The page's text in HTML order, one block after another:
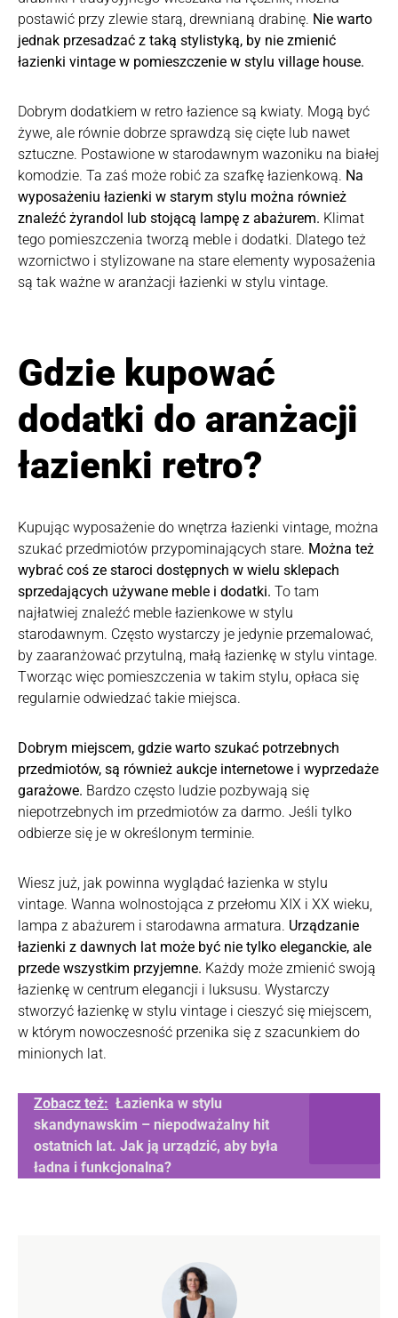
postawić przy zlewie starą, drewnianą drabinę. Nie warto
jednak przesadzać z taką stylistyką, by nie zmienić
łazienki vintage w pomieszczenie w stylu village house.
Dobrym dodatkiem w retro łazience są kwiaty. Mogą być
żywe, ale równie dobrze sprawdzą się cięte lub nawet
sztuczne. Postawione w starodawnym wazoniku na białej
komodzie. Ta zaś może robić za szafkę łazienkową. Na
wyposażeniu łazienki w starym stylu można również
znaleźć żyrandol lub stojącą lampę z abażurem. Klimat
tego pomieszczenia tworzą meble i dodatki. Dlatego też
wzornictwo i stylizowane na stare elementy wyposażenia
są tak ważne w aranżacji łazienki w stylu vintage.
Gdzie kupować
dodatki do aranżacji
łazienki retro?
Kupując wyposażenie do wnętrza łazienki vintage, można
szukać przedmiotów przypominających stare. Można też
wybrać coś ze staroci dostępnych w wielu sklepach
sprzedających używane meble i dodatki. To tam
najłatwiej znaleźć meble łazienkowe w stylu
starodawnym. Często wystarczy je jedynie przemalować,
by zaaranżować przytulną, małą łazienkę w stylu vintage.
Tworząc więc pomieszczenia w takim stylu, opłaca się
regularnie odwiedzać takie miejsca.
Dobrym miejscem, gdzie warto szukać potrzebnych
przedmiotów, są również aukcje internetowe i wyprzedaże
garażowe. Bardzo często ludzie pozbywają się
niepotrzebnych im przedmiotów za darmo. Jeśli tylko
odbierze się je w określonym terminie.
Wiesz już, jak powinna wyglądać łazienka w stylu
vintage. Wanna wolnostojąca z przełomu XIX i XX wieku,
lampa z abażurem i starodawna armatura. Urządzanie
łazienki z dawnych lat może być nie tylko eleganckie, ale
przede wszystkim przyjemne. Każdy może zmienić swoją
łazienkę w centrum elegancji i luksusu. Wystarczy
stworzyć łazienkę w stylu vintage i cieszyć się miejscem,
w którym nowoczesność przenika się z szacunkiem do
minionych lat.
Zobacz też: Łazienka w stylu
skandynawskim – niepodważalny hit
ostatnich lat. Jak ją urządzić, aby była
ładna i funkcjonalna?